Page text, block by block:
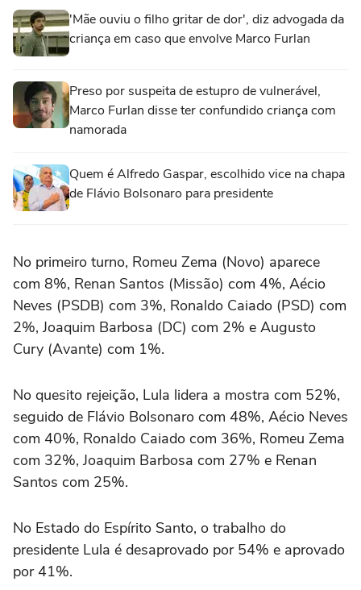
'Mãe ouviu o filho gritar de dor', diz advogada da
criança em caso que envolve Marco Furlan
Preso por suspeita de estupro de vulnerável,
Marco Furlan disse ter confundido criança com
namorada
Quem é Alfredo Gaspar, escolhido vice na chapa
de Flávio Bolsonaro para presidente
No primeiro turno, Romeu Zema (Novo) aparece
com 8%, Renan Santos (Missão) com 4%, Aécio
Neves (PSDB) com 3%, Ronaldo Caiado (PSD) com
2%, Joaquim Barbosa (DC) com 2% e Augusto
Cury (Avante) com 1%.
No quesito rejeição, Lula lidera a mostra com 52%,
seguido de Flávio Bolsonaro com 48%, Aécio Neves
com 40%, Ronaldo Caiado com 36%, Romeu Zema
com 32%, Joaquim Barbosa com 27% e Renan
Santos com 25%.
No Estado do Espírito Santo, o trabalho do
presidente Lula é desaprovado por 54% e aprovado
por 41%.